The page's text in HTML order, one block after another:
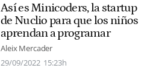
Así es Minicoders, la startup
de Nuclio para que los niños
aprendan a programar
Aleix Mercader
29/09/2022 15:23h